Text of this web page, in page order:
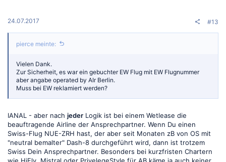
24.07.2017 #13
pierce meinte:
Vielen Dank.
Zur Sicherheit, es war ein gebuchter EW Flug mit EW Flugnummer
aber angabe operated by AIr Berlin.
Muss bei EW reklamiert werden?
IANAL - aber nach jeder Logik ist bei einem Wetlease die
beauftragende Airline der Ansprechpartner. Wenn Du einen
Swiss-Flug NUE-ZRH hast, der aber seit Monaten zB von OS mit
"neutral bemalter" Dash-8 durchgeführt wird, dann ist trotzem
Swiss Dein Ansprechpartner. Besonders bei kurzfristen Chartern